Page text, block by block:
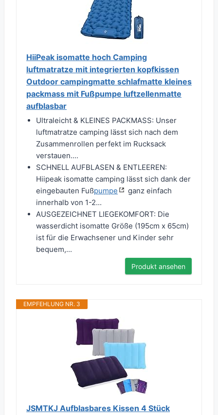
HiiPeak isomatte hoch Camping
luftmatratze mit integrierten kopfkissen
Outdoor campingmatte schlafmatte kleines
packmass mit Fußpumpe luftzellenmatte
aufblasbar
Ultraleicht & KLEINES PACKMASS: Unser
luftmatratze camping lässt sich nach dem
Zusammenrollen perfekt im Rucksack
verstauen....
SCHNELL AUFBLASEN & ENTLEEREN:
Hiipeak isomatte camping lässt sich dank der
eingebauten Fußpumpe
ganz einfach
innerhalb von 1-2...
AUSGEZEICHNET LIEGEKOMFORT: Die
wasserdicht isomatte Größe (195cm x 65cm)
ist für die Erwachsener und Kinder sehr
bequem,...
Produkt ansehen
EMPFEHLUNG NR. 3
JSMTKJ Aufblasbares Kissen 4 Stück